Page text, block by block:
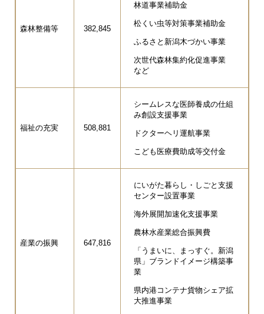
森林整備等 382,845
林道事業補助金
松くい虫等対策事業補助金
ふるさと新潟木づかい事業
次世代森林集約化促進事業
など
福祉の充実 508,881
シームレスな医師養成の仕組
み創設支援事業
ドクターヘリ運航事業
こども医療費助成等交付金
産業の振興 647,816
にいがた暮らし・しごと支援
センター設置事業
海外展開加速化支援事業
農林水産業総合振興費
「うまいに、まっすぐ。新潟
県」ブランドイメージ構築事
業
県内港コンテナ貨物シェア拡
大推進事業